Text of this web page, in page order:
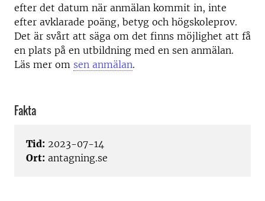
efter det datum när anmälan kommit in, inte
efter avklarade poäng, betyg och högskoleprov.
Det är svårt att säga om det finns möjlighet att få
en plats på en utbildning med en sen anmälan.
Läs mer om sen anmälan.
Fakta
Tid: 2023-07-14
Ort: antagning.se